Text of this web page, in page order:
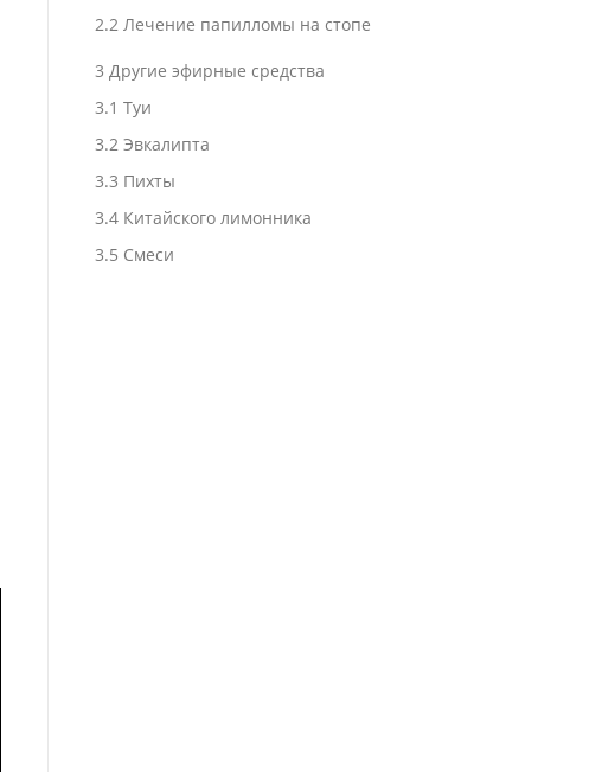
2.2Лечение папилломы на стопе
3 Другие эфирные средства
3.1 Туи
3.2Эвкалипта
3.3 Пихты
3.4Китайского лимонника
3.5 Смеси